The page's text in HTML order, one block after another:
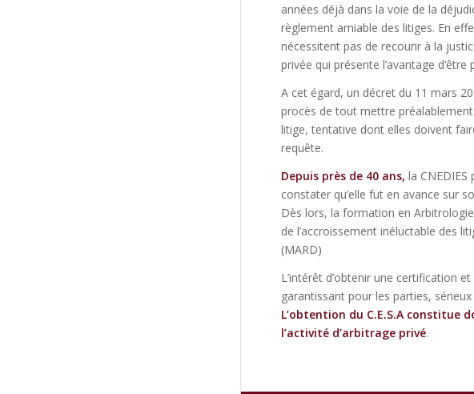
années déjà dans la voie de la
règlement amiable des litiges. En
nécessitent pas de recourir à la
privée qui présente l’avantage
A cet égard, un décret du 11 mars
procès de tout mettre
litige, tentative dont elles doivent
requête.
Depuis près de 40 ans, la
constater qu’elle fut en avance sur
Dès lors, la formation en
de l’accroissement inéluctable des
(MARD)
L’intérêt d’obtenir une certification
garantissant pour les parties,
L’obtention du C.E.S.A constitue
l’activité d’arbitrage privé.